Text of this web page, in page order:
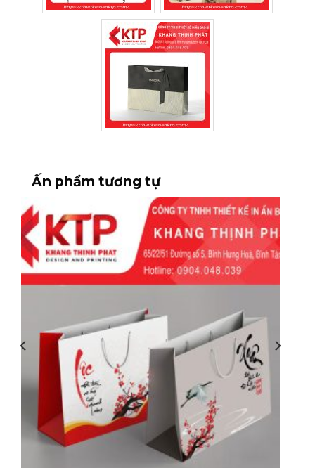
Túi giấy đa dạng sắc màu giúp tạo thiện cảm
với khách hàng
Bao bì đẹp luôn tạo cảm giác sản phẩm cao
cấp hơn. Dù là quà tặng doanh nghiệp, quà
tri ân khách hàng hay quà cá nhân, một
chiếc túi giấy được thiết kế chỉn chu sẽ giúp
món quà trở nên sang trọng và ý nghĩa hơn.
Đa dạng mẫu mã và chất liệu
Ấn phẩm tương tự